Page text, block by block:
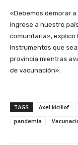
«Debemos demorar
ingrese a nuestro
comunitaria», explicó
instrumentos que
provincia mientras
de vacunación».
TAGS Axel kicillof
pandemia